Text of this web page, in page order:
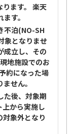
ます。 楽天
す。
不泊(NO-SH
象となりませ
成立し、その
地施設でのお
約になった場
せん。
た後、対象期
から実施し
対象外となり